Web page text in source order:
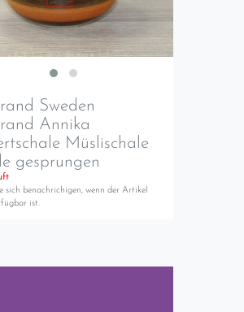
Sweden
Annika
Müslischale
gesprungen
sich benachrichigen, wenn der Artikel
ist.